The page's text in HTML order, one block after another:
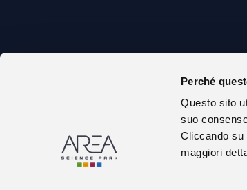
Perché
Questo sito
suo
Cliccando su
maggiori